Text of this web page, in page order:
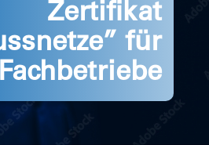
Zertifikat
für
Fachbetriebe